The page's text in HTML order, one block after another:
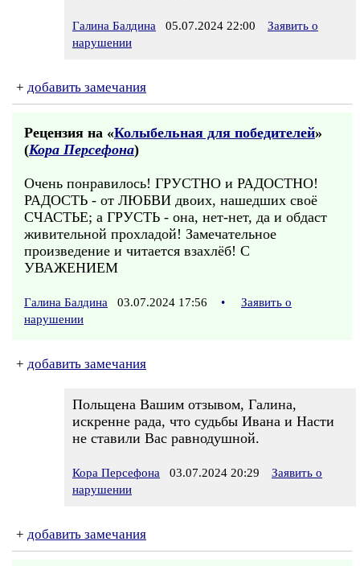
Галина Балдина 05.07.2024 22:00
Заявить о
нарушении
+ добавить замечания
Рецензия на «Колыбельная для победителей»
(Кора Персефона)
Очень понравилось! ГРУСТНО и РАДОСТНО!
РАДОСТЬ - от ЛЮБВИ двоих, нашедших своё
СЧАСТЬЕ; а ГРУСТЬ - она, нет-нет, да и обдаст
живительной прохладой! Замечательное
произведение и читается взахлёб! С
УВАЖЕНИЕМ
Галина Балдина 03.07.2024 17:56 •
Заявить о
нарушении
+ добавить замечания
Польщена Вашим отзывом, Галина,
искренне рада, что судьбы Ивана и Насти
не ставили Вас равнодушной.
Кора Персефона 03.07.2024 20:29
Заявить о
нарушении
+ добавить замечания